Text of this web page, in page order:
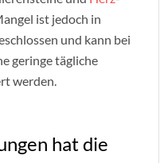
ist jedoch in
und kann bei
geringe tägliche
werden.
hat die